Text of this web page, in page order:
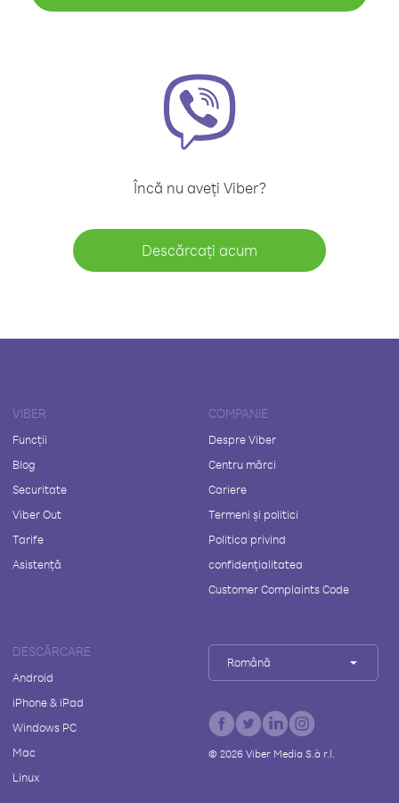
Încă nu aveți Viber?
Descărcați acum
VIBER
Funcții
Blog
Securitate
Viber Out
Tarife
Asistență
COMPANIE
Despre Viber
Centru mărci
Cariere
Termeni și politici
Politica privind
confidențialitatea
Customer Complaints Code
DESCĂRCARE
Android
iPhone & iPad
Windows PC
Mac
Linux
Română
© 2026Viber Media S.à r.l.